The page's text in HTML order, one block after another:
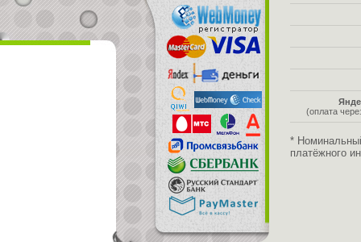
(оплата
*
платёжного